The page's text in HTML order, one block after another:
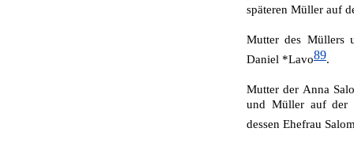
späteren Müller auf
Mutter des Müllers
Daniel *Lavo89.
Mutter der Anna
und Müller auf der
dessen Ehefrau